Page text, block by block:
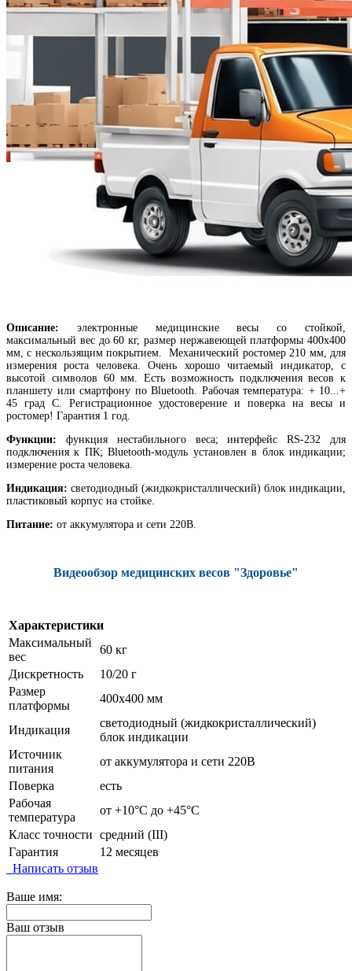
Описание:
электронные медицинские весы со стойкой,
максимальный вес до 60 кг, размер нержавеющей платформы 400х400
мм, с нескользящим покрытием. Механический ростомер 210 мм, для
измерения роста человека. Очень хорошо читаемый индикатор, с
высотой символов 60 мм. Есть возможность подключения весов к
планшету или смартфону по Bluetooth. Рабочая температура: + 10...+
45 град С. Регистрационное удостоверение и поверка на весы и
ростомер! Гарантия 1 год.
Функции: функция нестабильного веса; интерфейс RS-232 для
подключения к ПК; Bluetooth-модуль установлен в блок индикации;
измерение роста человека.
Индикация: светодиодный (жидкокристаллический) блок индикации,
пластиковый корпус на стойке.
Питание: от аккумулятора и сети 220В.
Видеообзор медицинских весов "Здоровье"
Характеристики
Максимальный
вес
60 кг
Дискретность
10/20 г
Размер
платформы
400х400 мм
Индикация
светодиодный (жидкокристаллический)
блок индикации
Источник
питания
от аккумулятора и сети 220В
Поверка
есть
Рабочая
температура
от +10°C до +45°C
Класс точности средний (III)
Гарантия
12 месяцев
Написать отзыв
Ваше имя:
Ваш отзыв